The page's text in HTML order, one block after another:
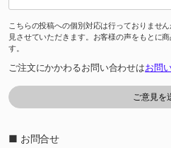
こちらの投稿への個別対応は行っておりませ
見させていただきます。お客様の声をもとに
す。
ご注文にかかわるお問い合わせはお問
■ お問合せ